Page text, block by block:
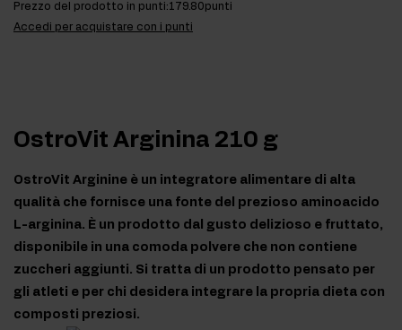
Prezzo del prodotto in punti:179.80punti
Accedi per acquistare con i punti
OstroVit Arginina 210 g
OstroVit Arginine è un integratore alimentare di alta
qualità che fornisce una fonte del prezioso aminoacido
L-arginina. È un prodotto dal gusto delizioso e fruttato,
disponibile in una comoda polvere che non contiene
zuccheri aggiunti. Si tratta di un prodotto pensato per
gli atleti e per chi desidera integrare la propria dieta con
composti preziosi.